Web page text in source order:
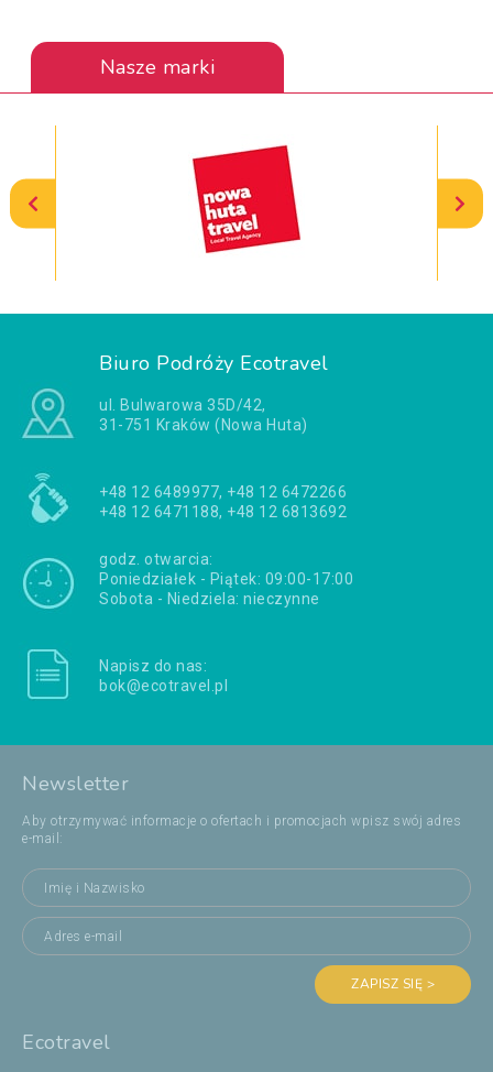
Nasze marki
Biuro Podróży Ecotravel
ul. Bulwarowa 35D/42,
31-751 Kraków (Nowa Huta)
+48 12 6489977, +48 12 6472266
+48 12 6471188, +48 12 6813692
godz. otwarcia:
Poniedziałek - Piątek: 09:00-17:00
Sobota - Niedziela: nieczynne
Napisz do nas:
bok@ecotravel.pl
Newsletter
Aby otrzymywać informacje o ofertach i promocjach wpisz swój adres
e-mail:
ZAPISZ SIĘ >
Ecotravel